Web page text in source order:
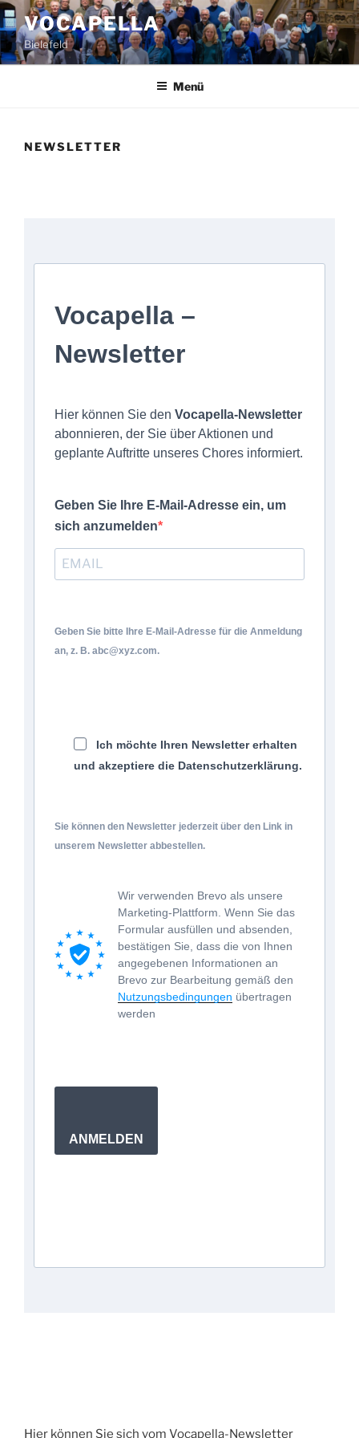
Zum
Inhalt
springen
VOCAPELLA
Bielefeld
Menü
NEWSLETTER
Vocapella –
Newsletter
Hier können Sie den Vocapella-Newsletter
abonnieren, der Sie über Aktionen und
geplante Auftritte unseres Chores informiert.
Geben Sie Ihre E-Mail-Adresse ein, um
sich anzumelden
Geben Sie bitte Ihre E-Mail-Adresse für die Anmeldung
an, z. B. abc@xyz.com.
Ich möchte Ihren Newsletter erhalten
und akzeptiere die Datenschutzerklärung.
Sie können den Newsletter jederzeit über den Link in
unserem Newsletter abbestellen.
Wir verwenden Brevo als unsere
Marketing-Plattform. Wenn Sie das
Formular ausfüllen und absenden,
bestätigen Sie, dass die von Ihnen
angegebenen Informationen an
Brevo zur Bearbeitung gemäß den
Nutzungsbedingungen übertragen
werden
ANMELDEN
Hier können Sie sich vom Vocapella-Newsletter